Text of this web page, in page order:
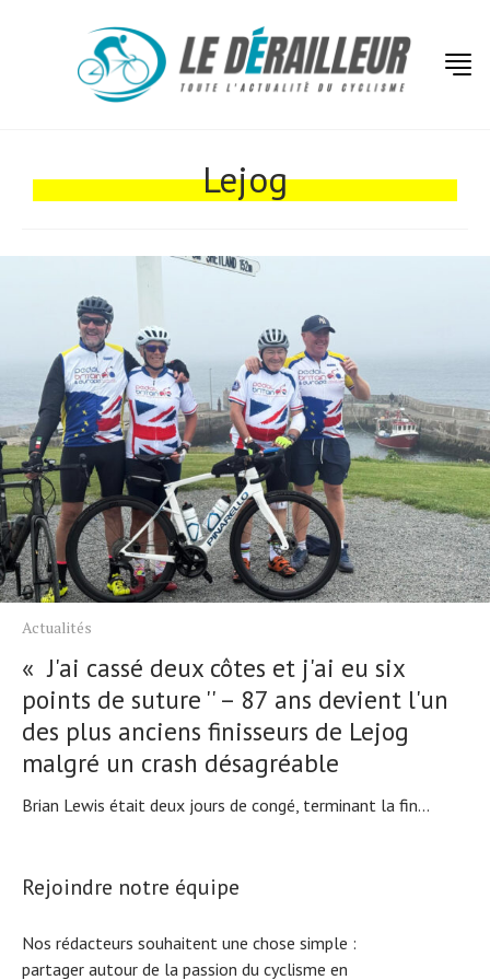
Lejog
Actualités
« J'ai cassé deux côtes et j'ai eu six
points de suture '' – 87 ans devient l'un
des plus anciens finisseurs de Lejog
malgré un crash désagréable
Brian Lewis était deux jours de congé, terminant la fin...
Rejoindre notre équipe
Nos rédacteurs souhaitent une chose simple :
partager autour de la passion du cyclisme en
Tests de produits
Tendances
Tous nos articles
À propos